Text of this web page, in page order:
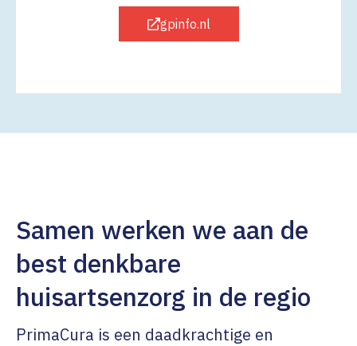
gpinfo.nl
Samen werken we aan de
best denkbare
huisartsenzorg in de regio
PrimaCura is een daadkrachtige en